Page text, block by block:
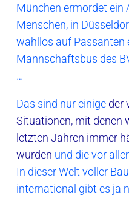
München ermordet ein
Menschen, in
wahllos auf Passanten
Mannschaftsbus des
…
Das sind nur einige der
Situationen, mit denen
letzten Jahren immer
wurden und die vor
In dieser Welt voller
international gibt es ja